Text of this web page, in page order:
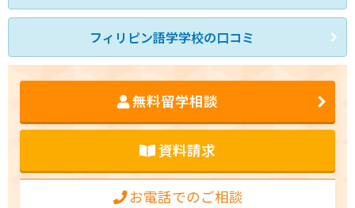
フィリピン語学学校の口コミ
無料留学相談
資料請求
お電話でのご相談